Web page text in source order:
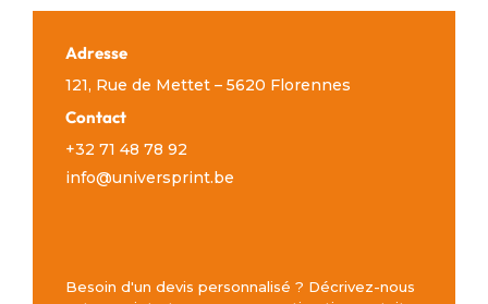
Adresse
121, Rue de Mettet – 5620 Florennes
Contact
+32 71 48 78 92
info@universprint.be
Besoin d'un devis personnalisé ? Décrivez-nous